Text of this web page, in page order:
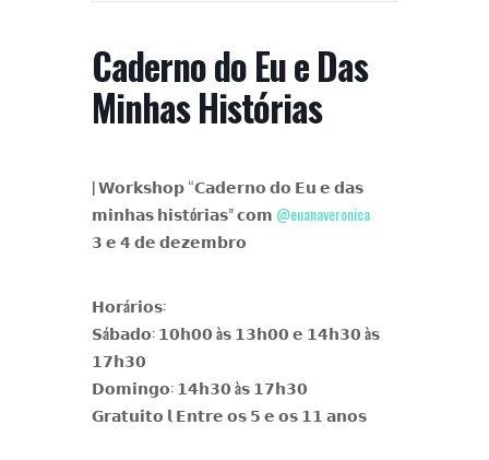
Caderno do Eu e Das
Minhas Histórias
| 𝗪𝗼𝗿𝗸𝘀𝗵𝗼𝗽 “𝗖𝗮𝗱𝗲𝗿𝗻𝗼 𝗱𝗼 𝗘𝘂 𝗲 𝗱𝗮𝘀
𝗺𝗶𝗻𝗵𝗮𝘀 𝗵𝗶𝘀𝘁ó𝗿𝗶𝗮𝘀” 𝗰𝗼𝗺 @euanaveronica
𝟯 𝗲 𝟰 𝗱𝗲 𝗱𝗲𝘇𝗲𝗺𝗯𝗿𝗼
𝗛𝗼𝗿á𝗿𝗶𝗼𝘀:
𝗦á𝗯𝗮𝗱𝗼: 𝟭𝟬𝗵𝟬𝟬à𝘀 𝟭𝟯𝗵𝟬𝟬 𝗲 𝟭𝟰𝗵𝟯𝟬à𝘀
𝟭𝟳𝗵𝟯𝟬
𝗗𝗼𝗺𝗶𝗻𝗴𝗼: 𝟭𝟰𝗵𝟯𝟬à𝘀 𝟭𝟳𝗵𝟯𝟬
𝗚𝗿𝗮𝘁𝘂𝗶𝘁𝗼 𝗹 𝗘𝗻𝘁𝗿𝗲 𝗼𝘀 𝟱 𝗲 𝗼𝘀 𝟭𝟭 𝗮𝗻𝗼𝘀